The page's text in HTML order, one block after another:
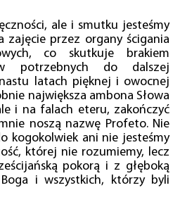
ale i smutku jesteśmy
zajęcie przez organy ścigania
co skutkuje brakiem
potrzebnych do dalszej
latach pięknej i owocnej
największa ambona Słowa
i na falach eteru, zakończyć
noszą nazwę Profeto. Nie
kogokolwiek ani nie jesteśmy
której nie rozumiemy, lecz
pokorą i z głęboką
i wszystkich, którzy byli